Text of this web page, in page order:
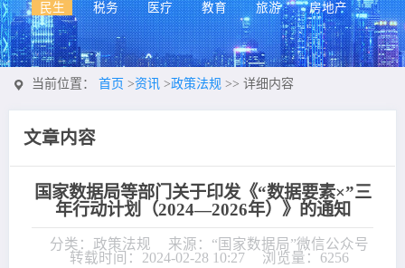
民生 税务 医疗 教育 旅游 房地产
当前位置： 首页 >资讯 >政策法规>> 详细内容
文章内容
国家数据局等部门关于印发《“数据要素×”三
年行动计划（2024—2026年）》的通知
分类：政策法规
来源：“国家数据局”微信公众号
转载时间：2024-02-28 10:27
浏览量：6256